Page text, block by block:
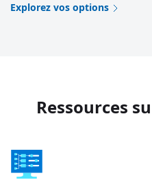
Explorez vos options
Ressources